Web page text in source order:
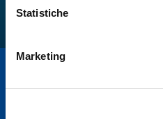
Statistiche
Marketing